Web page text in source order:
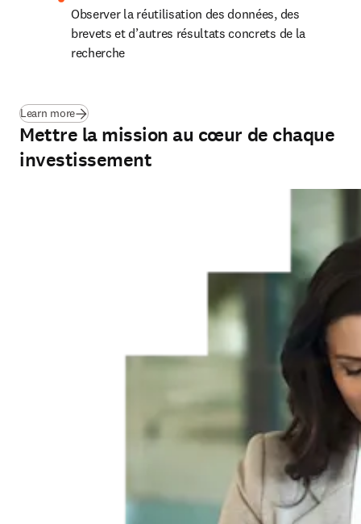
Observer la réutilisation des données, des
brevets et d’autres résultats concrets de la
recherche
Learn more(S’ouvre dans une nouvelle fenêtre
Mettre la mission au cœur de chaque
investissement